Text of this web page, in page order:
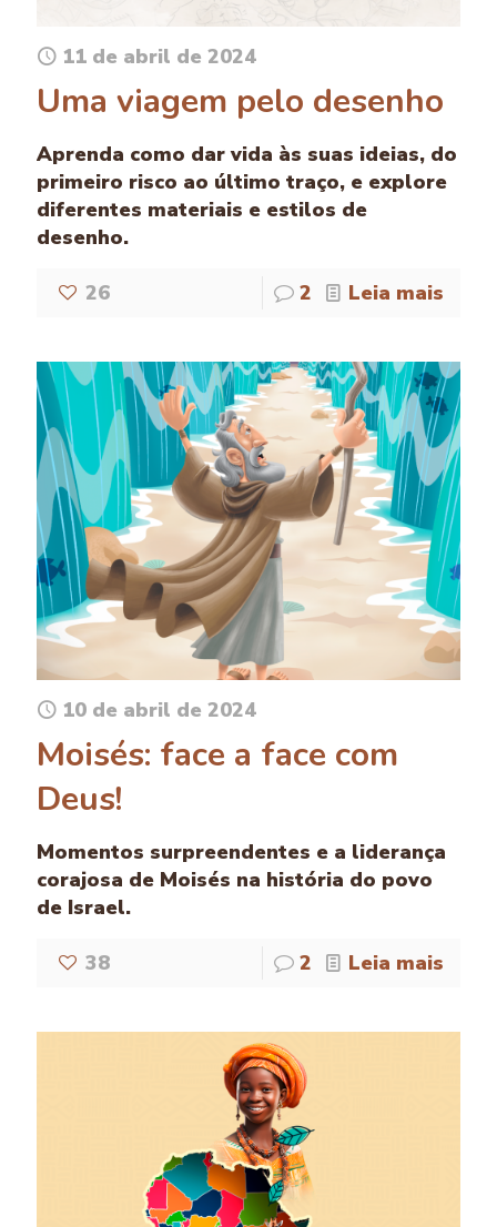
11 de abril de 2024
Uma viagem pelo desenho
Aprenda como dar vida às suas ideias, do
primeiro risco ao último traço, e explore
diferentes materiais e estilos de
desenho.
26 2 Leia mais
10 de abril de 2024
Moisés: face a face com
Deus!
Momentos surpreendentes e a liderança
corajosa de Moisés na história do povo
de Israel.
38 2 Leia mais